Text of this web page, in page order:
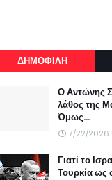
ΔΗΜΟΦΙΛΗ
Ο Αντώνης
λάθος της
Όμως...
7/22/2026
Γιατί το
Τουρκία ως